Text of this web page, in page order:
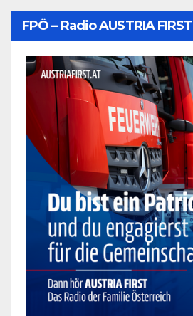
FPÖ – Radio AUSTRIA FIRST